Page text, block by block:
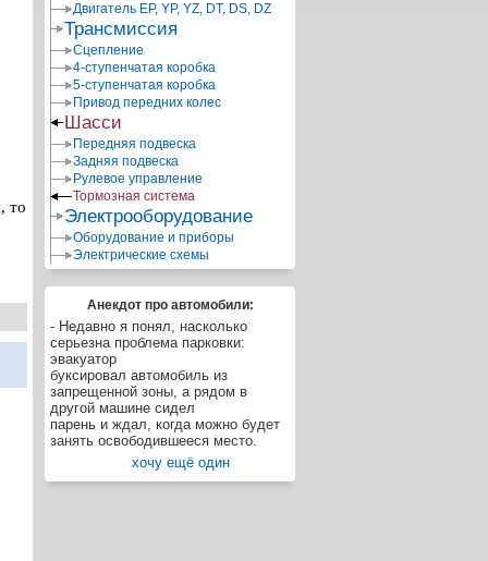
то
Двигатель EP, YP, YZ, DT, DS, DZ
Трансмиссия
Сцепление
4-ступенчатая коробка
5-ступенчатая коробка
Привод передних колес
Шасси
Передняя подвеска
Задняя подвеска
Рулевое управление
Тормозная система
Электрооборудование
Оборудование и приборы
Электрические схемы
Анекдот про автомобили:
- Недавно я понял, насколько
серьезна проблема парковки:
эвакуатор
буксировал автомобиль из
запрещенной зоны, а рядом в
другой машине сидел
парень и ждал, когда можно будет
занять освободившееся место.
хочу ещё один